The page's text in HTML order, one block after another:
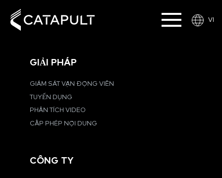
VI
GIẢI PHÁP
GIÁM SÁT VẬN ĐỘNG VIÊN
TUYỂN DỤNG
PHÂN TÍCH VIDEO
CẤP PHÉP NỘI DUNG
CÔNG TY